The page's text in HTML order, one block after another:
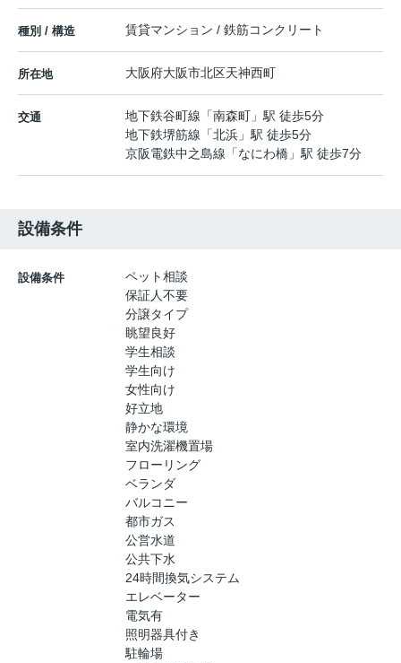
種別 / 構造 賃貸マンション / 鉄筋コンクリート
所在地 大阪府大阪市北区天神西町
交通 地下鉄谷町線 「南森町 」駅 徒歩5分
地下鉄堺筋線 「北浜 」駅 徒歩5分
京阪電鉄中之島線 「なにわ橋 」駅 徒歩7分
設備条件
設備条件
ペット相談
保証人不要
分譲タイプ
眺望良好
学生相談
学生向け
女性向け
好立地
静かな環境
室内洗濯機置場
フローリング
ベランダ
バルコニー
都市ガス
公営水道
公共下水
24時間換気システム
エレベーター
電気有
照明器具付き
駐輪場